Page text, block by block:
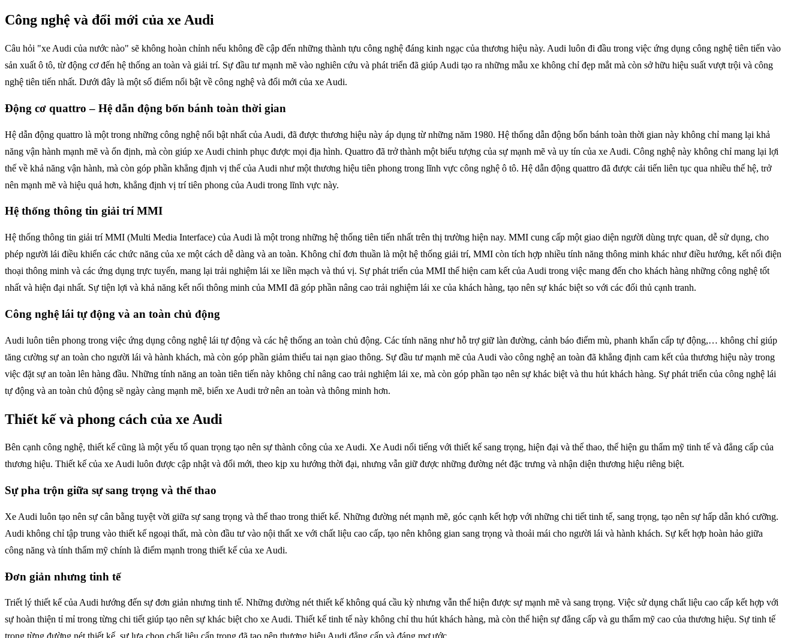
Công nghệ và đổi mới của xe Audi
Câu hỏi "xe Audi của nước nào" sẽ không hoàn chỉnh nếu không đề cập đến những thành tựu công nghệ đáng kinh ngạc của thương hiệu này. Audi luôn đi đầu trong việc ứng dụng công nghệ tiên tiến vào
sản xuất ô tô, từ động cơ đến hệ thống an toàn và giải trí. Sự đầu tư mạnh mẽ vào nghiên cứu và phát triển đã giúp Audi tạo ra những mẫu xe không chỉ đẹp mắt mà còn sở hữu hiệu suất vượt trội và công
nghệ tiên tiến nhất. Dưới đây là một số điểm nổi bật về công nghệ và đổi mới của xe Audi.
Động cơ quattro – Hệ dẫn động bốn bánh toàn thời gian
Hệ dẫn động quattro là một trong những công nghệ nổi bật nhất của Audi, đã được thương hiệu này áp dụng từ những năm 1980. Hệ thống dẫn động bốn bánh toàn thời gian này không chỉ mang lại khả
năng vận hành mạnh mẽ và ổn định, mà còn giúp xe Audi chinh phục được mọi địa hình. Quattro đã trở thành một biểu tượng của sự mạnh mẽ và uy tín của xe Audi. Công nghệ này không chỉ mang lại lợi
thế về khả năng vận hành, mà còn góp phần khẳng định vị thế của Audi như một thương hiệu tiên phong trong lĩnh vực công nghệ ô tô. Hệ dẫn động quattro đã được cải tiến liên tục qua nhiều thế hệ, trở
nên mạnh mẽ và hiệu quả hơn, khẳng định vị trí tiên phong của Audi trong lĩnh vực này.
Hệ thống thông tin giải trí MMI
Hệ thống thông tin giải trí MMI (Multi Media Interface) của Audi là một trong những hệ thống tiên tiến nhất trên thị trường hiện nay. MMI cung cấp một giao diện người dùng trực quan, dễ sử dụng, cho
phép người lái điều khiển các chức năng của xe một cách dễ dàng và an toàn. Không chỉ đơn thuần là một hệ thống giải trí, MMI còn tích hợp nhiều tính năng thông minh khác như điều hướng, kết nối điện
thoại thông minh và các ứng dụng trực tuyến, mang lại trải nghiệm lái xe liền mạch và thú vị. Sự phát triển của MMI thể hiện cam kết của Audi trong việc mang đến cho khách hàng những công nghệ tốt
nhất và hiện đại nhất. Sự tiện lợi và khả năng kết nối thông minh của MMI đã góp phần nâng cao trải nghiệm lái xe của khách hàng, tạo nên sự khác biệt so với các đối thủ cạnh tranh.
Công nghệ lái tự động và an toàn chủ động
Audi luôn tiên phong trong việc ứng dụng công nghệ lái tự động và các hệ thống an toàn chủ động. Các tính năng như hỗ trợ giữ làn đường, cảnh báo điểm mù, phanh khẩn cấp tự động,… không chỉ giúp
tăng cường sự an toàn cho người lái và hành khách, mà còn góp phần giảm thiểu tai nạn giao thông. Sự đầu tư mạnh mẽ của Audi vào công nghệ an toàn đã khẳng định cam kết của thương hiệu này trong
việc đặt sự an toàn lên hàng đầu. Những tính năng an toàn tiên tiến này không chỉ nâng cao trải nghiệm lái xe, mà còn góp phần tạo nên sự khác biệt và thu hút khách hàng. Sự phát triển của công nghệ lái
tự động và an toàn chủ động sẽ ngày càng mạnh mẽ, biến xe Audi trở nên an toàn và thông minh hơn.
Thiết kế và phong cách của xe Audi
Bên cạnh công nghệ, thiết kế cũng là một yếu tố quan trọng tạo nên sự thành công của xe Audi. Xe Audi nổi tiếng với thiết kế sang trọng, hiện đại và thể thao, thể hiện gu thẩm mỹ tinh tế và đẳng cấp của
thương hiệu. Thiết kế của xe Audi luôn được cập nhật và đổi mới, theo kịp xu hướng thời đại, nhưng vẫn giữ được những đường nét đặc trưng và nhận diện thương hiệu riêng biệt.
Sự pha trộn giữa sự sang trọng và thể thao
Xe Audi luôn tạo nên sự cân bằng tuyệt vời giữa sự sang trọng và thể thao trong thiết kế. Những đường nét mạnh mẽ, góc cạnh kết hợp với những chi tiết tinh tế, sang trọng, tạo nên sự hấp dẫn khó cưỡng.
Audi không chỉ tập trung vào thiết kế ngoại thất, mà còn đầu tư vào nội thất xe với chất liệu cao cấp, tạo nên không gian sang trọng và thoải mái cho người lái và hành khách. Sự kết hợp hoàn hảo giữa
công năng và tính thẩm mỹ chính là điểm mạnh trong thiết kế của xe Audi.
Đơn giản nhưng tinh tế
Triết lý thiết kế của Audi hướng đến sự đơn giản nhưng tinh tế. Những đường nét thiết kế không quá cầu kỳ nhưng vẫn thể hiện được sự mạnh mẽ và sang trọng. Việc sử dụng chất liệu cao cấp kết hợp với
sự hoàn thiện tỉ mỉ trong từng chi tiết giúp tạo nên sự khác biệt cho xe Audi. Thiết kế tinh tế này không chỉ thu hút khách hàng, mà còn thể hiện sự đẳng cấp và gu thẩm mỹ cao của thương hiệu. Sự tinh tế